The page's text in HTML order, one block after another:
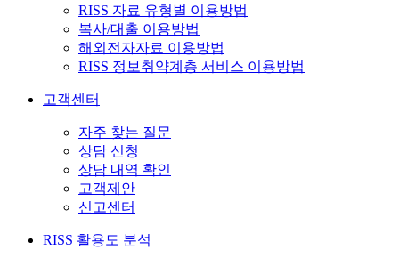
RISS 자료 유형별 이용방법
복사/대출 이용방법
해외전자자료 이용방법
RISS 정보취약계층 서비스 이용방법
고객센터
자주 찾는 질문
상담 신청
상담 내역 확인
고객제안
신고센터
RISS 활용도 분석